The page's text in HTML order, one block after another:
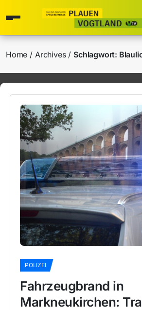
Home Archives Schlagwort:
POLIZEI
Fahrzeugbrand in
Markneukirchen: